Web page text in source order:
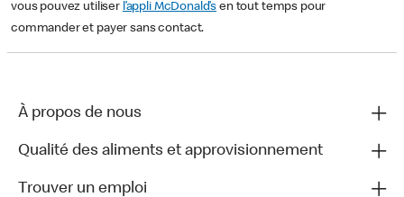
vous pouvez utiliser l’appli McDonald’s en tout temps pour
commander et payer sans contact.
À propos de nous
Qualité des aliments et approvisionnement
Trouver un emploi